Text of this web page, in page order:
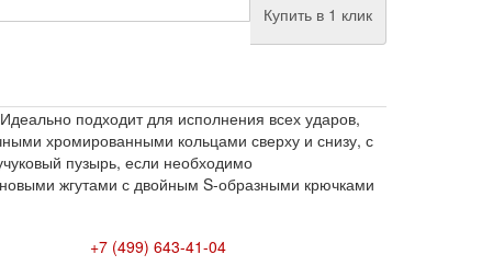
Купить в 1 клик
подходит для исполнения всех ударов,
хромированными кольцами сверху и снизу, с
пузырь, если необходимо
жгутами с двойным S-образными крючками
+7 (499) 643-41-04